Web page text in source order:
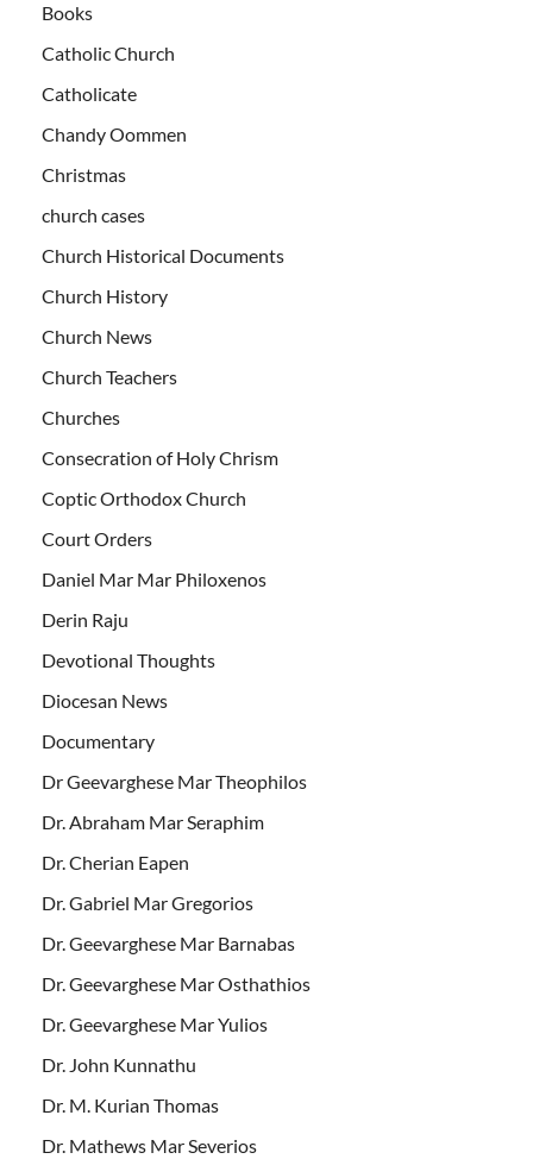
Books
Catholic Church
Catholicate
Chandy Oommen
Christmas
church cases
Church Historical Documents
Church History
Church News
Church Teachers
Churches
Consecration of Holy Chrism
Coptic Orthodox Church
Court Orders
Daniel Mar Mar Philoxenos
Derin Raju
Devotional Thoughts
Diocesan News
Documentary
Dr Geevarghese Mar Theophilos
Dr. Abraham Mar Seraphim
Dr. Cherian Eapen
Dr. Gabriel Mar Gregorios
Dr. Geevarghese Mar Barnabas
Dr. Geevarghese Mar Osthathios
Dr. Geevarghese Mar Yulios
Dr. John Kunnathu
Dr. M. Kurian Thomas
Dr. Mathews Mar Severios